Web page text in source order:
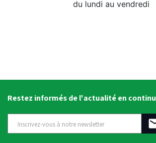
du lundi au vendredi
Restez informés de l'actualité en continu